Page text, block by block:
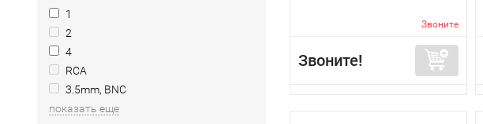
1
2
4
RCA
3.5mm, BNC
показать еще
Звоните
Звоните!